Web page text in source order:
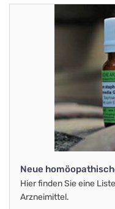
Neue
Hier finden Sie eine
Arzneimittel.